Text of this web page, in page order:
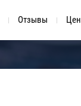
Отзывы